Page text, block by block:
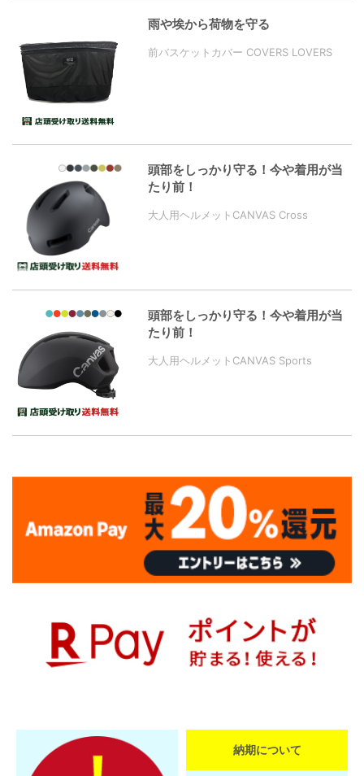
雨や埃から荷物を守る
前バスケットカバー COVERS LOVERS
頭部をしっかり守る！今や着用が当
たり前！
大人用ヘルメットCANVAS Cross
頭部をしっかり守る！今や着用が当
たり前！
大人用ヘルメットCANVAS Sports
納期について